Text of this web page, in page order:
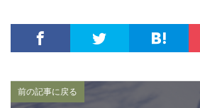
前の記事に戻る